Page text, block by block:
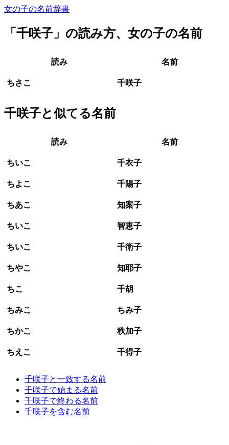
女の子の名前辞書
「 千咲子 」の読み方、女の子の名前
読み 名前
ちさこ 千咲子
千咲子と似てる名前
読み 名前
ちいこ 千衣子
ちよこ 千陽子
ちあこ 知案子
ちいこ 智恵子
ちいこ 千衛子
ちやこ 知耶子
ちこ 千胡
ちみこ ちみ子
ちかこ 秩加子
ちえこ 千得子
千咲子と一致する名前
千咲子で始まる名前
千咲子で終わる名前
千咲子を含む名前